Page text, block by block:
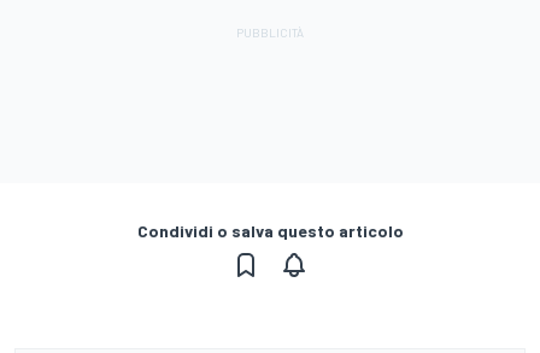
Condividi o salva questo articolo